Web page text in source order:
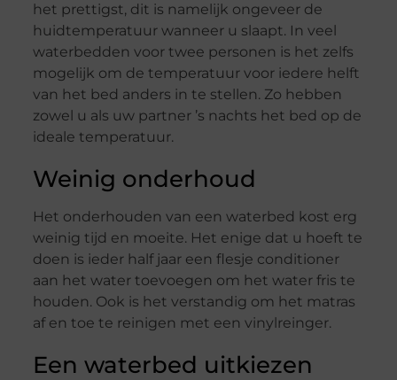
het prettigst, dit is namelijk ongeveer de
huidtemperatuur wanneer u slaapt. In veel
waterbedden voor twee personen is het zelfs
mogelijk om de temperatuur voor iedere helft
van het bed anders in te stellen. Zo hebben
zowel u als uw partner ’s nachts het bed op de
ideale temperatuur.
Weinig onderhoud
Het onderhouden van een waterbed kost erg
weinig tijd en moeite. Het enige dat u hoeft te
doen is ieder half jaar een flesje conditioner
aan het water toevoegen om het water fris te
houden. Ook is het verstandig om het matras
af en toe te reinigen met een vinylreinger.
Een waterbed uitkiezen